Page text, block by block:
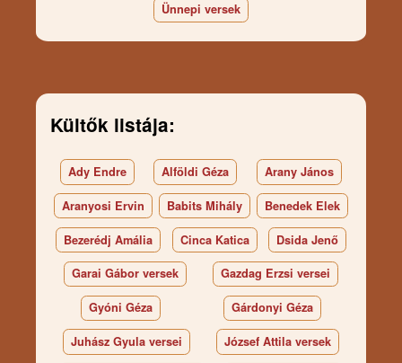
Ünnepi versek
Kültők listája:
Ady Endre Alföldi Géza Arany János
Aranyosi Ervin Babits Mihály Benedek Elek
Bezerédj Amália Cinca Katica Dsida Jenő
Garai Gábor versek Gazdag Erzsi versei
Gyóni Géza Gárdonyi Géza
Juhász Gyula versei József Attila versek